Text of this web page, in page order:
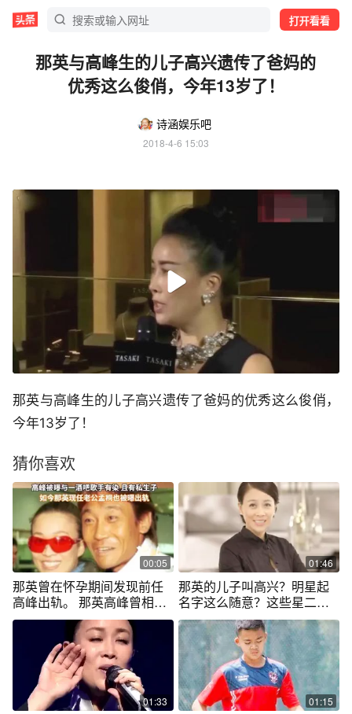
打开看看
那英与高峰生的儿子高兴遗传了爸妈的
优秀这么俊俏，今年13岁了！
诗涵娱乐吧
2018-4-6 15:03
那英与高峰生的儿子高兴遗传了爸妈的优秀这么俊俏，
今年13岁了！
猜你喜欢
00:05
那英曾在怀孕期间发现前任
高峰出轨。 那英高峰曾相恋
多年 2004年生下儿子高兴，
高峰被曝与一酒吧歌手有染
且有私生子。 如今那英现任
老公孟桐也被曝出轨。#那英
#那英老公 #高峰 @抖音短视
01:46
那英的儿子叫高兴？明星起
名字这么随意？这些星二代
名字怎么来的？
01:33 01:15